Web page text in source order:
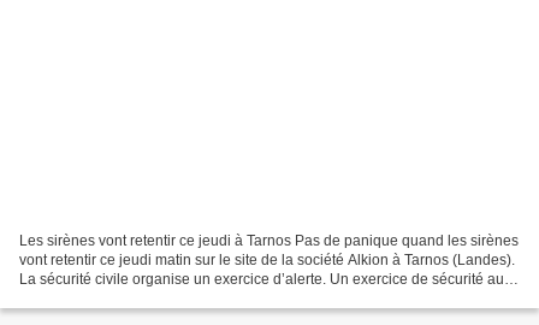
Les sirènes vont retentir ce jeudi à Tarnos Pas de panique quand les sirènes
vont retentir ce jeudi matin sur le site de la société Alkion à Tarnos (Landes).
La sécurité civile organise un exercice d’alerte. Un exercice de sécurité aura